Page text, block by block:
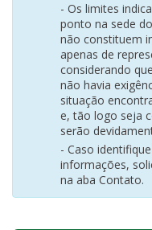
- Os limites
ponto na sede
não constituem
apenas de
considerando
não havia
situação
e, tão logo seja
serão
- Caso
informações,
na aba Contato.